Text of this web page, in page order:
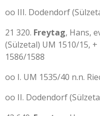
oo III. Dodendorf
21 320. Freytag, Hans,
(Sülzetal) UM 1510/15,
1586/1588
oo I. UM 1535/40 n.n.
oo II. Dodendorf